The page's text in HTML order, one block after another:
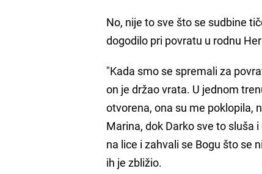
No, nije to sve što se sudbine
dogodilo pri povratu u rodnu
"Kada smo se spremali za
on je držao vrata. U jednom
otvorena, ona su me poklopila,
Marina, dok Darko sve to sluša
na lice i zahvali se Bogu što se
ih je zbližio.